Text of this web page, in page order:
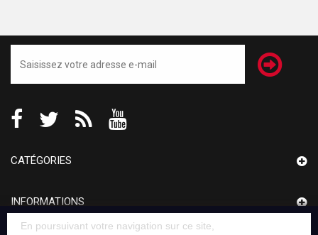
CATÉGORIES
INFORMATIONS
En poursuivant votre navigation sur ce site,